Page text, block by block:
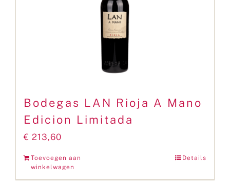
Bodegas LAN Rioja A Mano
Edicion Limitada
€ 213,60
Toevoegen aan
winkelwagen
Details